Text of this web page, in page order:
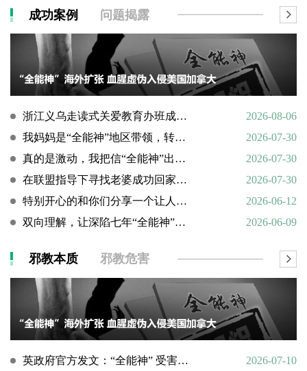
成功案例 问题揭露
浙江义乌走读式关爱教育办班成功转化9名“全能神”“全范围教会”等邪教人员
2026-08-06
我妈妈是“全能神”地区带领，转化情况好转
2026-07-30
真的是激动，我把信“全能神”出走的老婆找了回来
2026-07-30
在联盟指导下寻找老婆成功回家回顾
2026-07-30
特别开心的和你们分享一个让人欣慰的好消息
2026-06-12
双向理解，让深陷七年“全能神”的母亲彻底醒悟
2026-06-09
邪教本质 邪教危害
英政府官方发文：“全能神” 受害说辞不实，英国拒为邪教提供庇护
2026-07-10